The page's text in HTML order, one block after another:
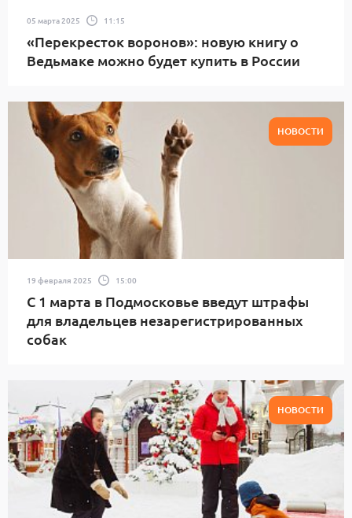
05 марта 2025 11:15
«Перекресток воронов»: новую книгу о
Ведьмаке можно будет купить в России
НОВОСТИ
19 февраля 2025 15:00
С 1 марта в Подмосковье введут штрафы
для владельцев незарегистрированных
собак
НОВОСТИ